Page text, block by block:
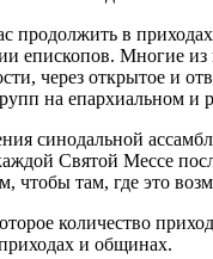
продолжить в
епископов. Многие из
через открытое и
на епархиальном и
синодальной
Святой Мессе
чтобы там, где это
количество
и общинах.